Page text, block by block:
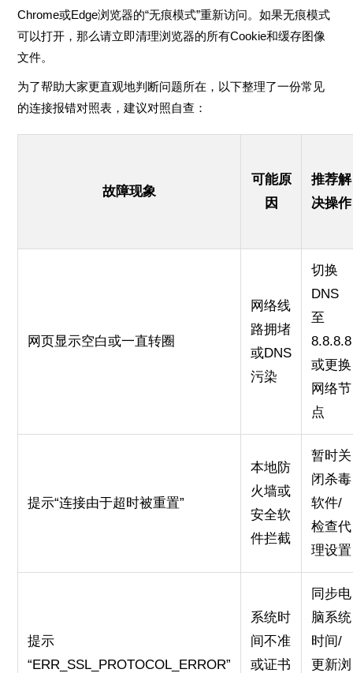
Chrome或Edge浏览器的“无痕模式”重新访问。如果无痕模式
可以打开，那么请立即清理浏览器的所有Cookie和缓存图像
文件。
为了帮助大家更直观地判断问题所在，以下整理了一份常见
的连接报错对照表，建议对照自查：
故障现象
可能原
因
推荐解
决操作
网页显示空白或一直转圈
网络线
路拥堵
或DNS
污染
切换
DNS
至
8.8.8.8
或更换
网络节
点
提示“连接由于超时被重置”
本地防
火墙或
安全软
件拦截
暂时关
闭杀毒
软件/
检查代
理设置
提示
“ERR_SSL_PROTOCOL_ERROR”
系统时
间不准
或证书
同步电
脑系统
时间/
更新浏